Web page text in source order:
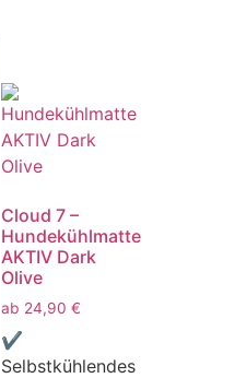
Cloud 7 –
Hundekühlmatte
AKTIV Dark
Olive
ab 24,90 €
✔
Selbstkühlendes